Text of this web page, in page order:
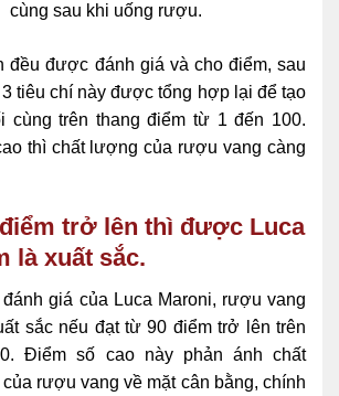
cùng sau khi uống rượu.
đều được đánh giá và cho điểm, sau
tiêu chí này được tổng hợp lại để tạo
cùng trên thang điểm từ 1 đến 100.
thì chất lượng của rượu vang càng
trở lên thì được Luca
là xuất sắc.
giá của Luca Maroni, rượu vang
sắc nếu đạt từ 90 điểm trở lên trên
Điểm số cao này phản ánh chất
rượu vang về mặt cân bằng, chính